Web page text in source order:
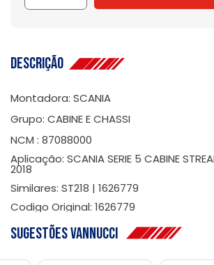
Descrição
Montadora: SCANIA
Grupo: CABINE E CHASSI
NCM : 87088000
Aplicação: SCANIA SERIE 5 CABINE
2018
Similares: ST218 | 1626779
Codigo Original: 1626779
Sugestões Vannucci